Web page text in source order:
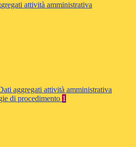
attività amministrativa
aggregati attività amministrativa
di procedimento 1